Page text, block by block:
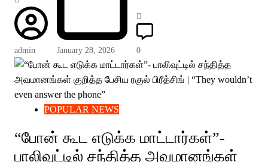
admin January 28, 2026 0
POPULAR NEWS
“போன் கூட எடுக்க மாட்டார்கள்”-
பாலிவுட்டில் சந்தித்த அவமானங்கள்